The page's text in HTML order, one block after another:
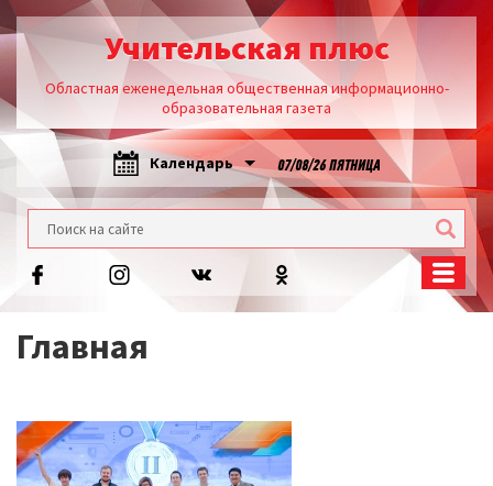
Учительская плюс
Областная еженедельная общественная информационно-
образовательная газета
Календарь 07/08/26 ПЯТНИЦА
Главная